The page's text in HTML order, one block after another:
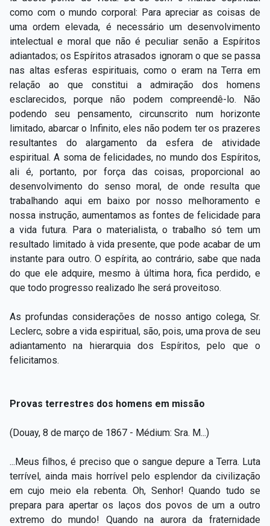
como com o mundo corporal: Para apreciar as coisas de
uma ordem elevada, é necessário um desenvolvimento
intelectual e moral que não é peculiar senão a Espíritos
adiantados; os Espíritos atrasados ignoram o que se passa
nas altas esferas espirituais, como o eram na Terra em
relação ao que constitui a admiração dos homens
esclarecidos, porque não podem compreendê-lo. Não
podendo seu pensamento, circunscrito num horizonte
limitado, abarcar o Infinito, eles não podem ter os prazeres
resultantes do alargamento da esfera de atividade
espiritual. A soma de felicidades, no mundo dos Espíritos,
ali é, portanto, por força das coisas, proporcional ao
desenvolvimento do senso moral, de onde resulta que
trabalhando aqui em baixo por nosso melhoramento e
nossa instrução, aumentamos as fontes de felicidade para
a vida futura. Para o materialista, o trabalho só tem um
resultado limitado à vida presente, que pode acabar de um
instante para outro. O espírita, ao contrário, sabe que nada
do que ele adquire, mesmo à última hora, fica perdido, e
que todo progresso realizado lhe será proveitoso.
As profundas considerações de nosso antigo colega, Sr.
Leclerc, sobre a vida espiritual, são, pois, uma prova de seu
adiantamento na hierarquia dos Espíritos, pelo que o
felicitamos.
Provas terrestres dos homens em missão
(Douay, 8 de março de 1867 - Médium: Sra. M...)
...Meus filhos, é preciso que o sangue depure a Terra. Luta
terrível, ainda mais horrível pelo esplendor da civilização
em cujo meio ela rebenta. Oh, Senhor! Quando tudo se
prepara para apertar os laços dos povos de um a outro
extremo do mundo! Quando na aurora da fraternidade